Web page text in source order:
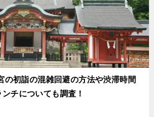
の初詣の混雑回避の方法や渋滞時間
チについても調査！